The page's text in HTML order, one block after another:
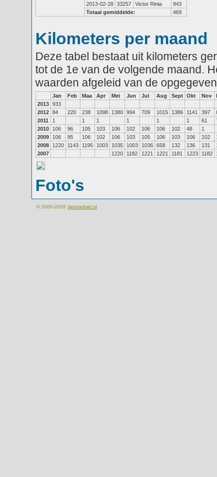
2013-02-28 33257 Victor Rinia
943
Totaal gemiddelde:
469
Kilometers per maand
Deze tabel bestaat uit kilometers
tot de 1e van de volgende maand.
waarden afgeleid van de
Jan Feb Maa Apr Mei Jun Jul Aug Sept Okt Nov
2013 933
2012 84 220 238 1098 1380 994 709 1015 1386 1141 397
2011
1 1 1 1 1 1 61
2010
106 96 105 103 106 102 106 106 102 48
1
2009
106 95 106 102 106 103 105 106 103 106 102
2008
1220 1143 1195 1003 1035 1003 1036 658 132 136 131
2007
1220 1182 1221 1221 1181 1223 1182
Foto's
© 2000-2026 Velomobiel.nl